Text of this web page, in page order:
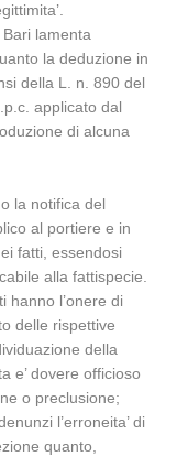
lamenta
la deduzione in
della L. n. 890 del
applicato dal
di alcuna
la notifica del
al portiere e in
fatti, essendosi
alla fattispecie.
hanno l’onere di
delle rispettive
della
e’ dovere officioso
o preclusione;
l’erroneita’ di
quanto,